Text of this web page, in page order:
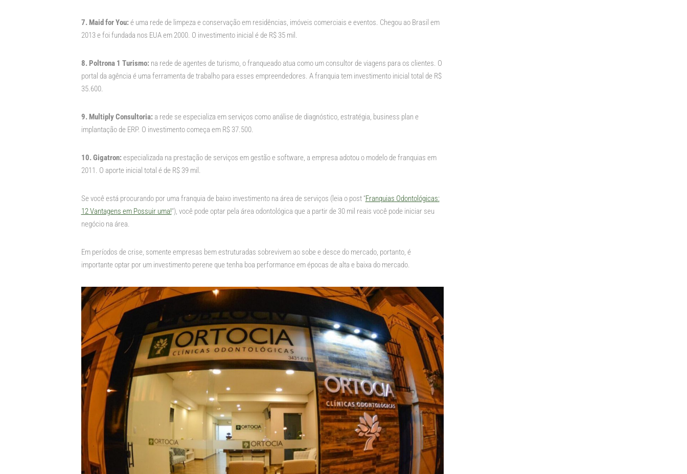
7. Maid for You:é uma rede de limpeza e conservação em residências, imóveis comerciais e eventos. Chegou ao Brasil em
2013 e foi fundada nos EUA em 2000. O investimento inicial é de R$ 35 mil.
8. Poltrona 1 Turismo:na rede de agentes de turismo, o franqueado atua como um consultor de viagens para os clientes. O
portal da agência é uma ferramenta de trabalho para esses empreendedores. A franquia tem investimento inicial total de R$
35.600.
9. Multiply Consultoria:a rede se especializa em serviços como análise de diagnóstico, estratégia, business plan e
implantação de ERP. O investimento começa em R$ 37.500.
10. Gigatron:especializada na prestação de serviços em gestão e software, a empresa adotou o modelo de franquias em
2011. O aporte inicial total é de R$ 39 mil.
Se você está procurando por uma franquia de baixo investimento na área de serviços (leia o post “Franquias Odontológicas:
12 Vantagens em Possuir uma!“), você pode optar pela área odontológica que a partir de 30 mil reais você pode iniciar seu
negócio na área.
Em períodos de crise, somente empresas bem estruturadas sobrevivem ao sobe e desce do mercado, portanto, é
importante optar por um investimento perene que tenha boa performance em épocas de alta e baixa do mercado.